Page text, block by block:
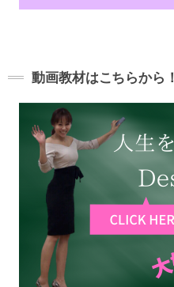
動画教材はこちらから！